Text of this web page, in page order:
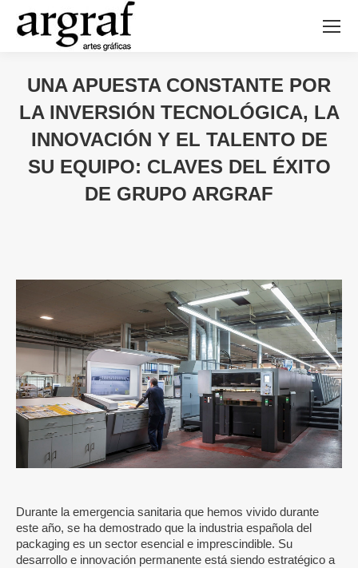
UNA APUESTA CONSTANTE POR
LA INVERSIÓN TECNOLÓGICA, LA
INNOVACIÓN Y EL TALENTO DE
SU EQUIPO: CLAVES DEL ÉXITO
DE GRUPO ARGRAF
Durante la emergencia sanitaria que hemos vivido durante
este año, se ha demostrado que la industria española del
packaging es un sector esencial e imprescindible. Su
desarrollo e innovación permanente está siendo estratégico a